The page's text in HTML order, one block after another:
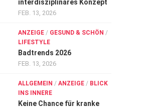
interdisziplinäres Konzept
FEB. 13, 2026
ANZEIGE / GESUND & SCHÖN /
LIFESTYLE
Badtrends 2026
FEB. 13, 2026
ALLGEMEIN / ANZEIGE / BLICK
INS INNERE
Keine Chance für kranke